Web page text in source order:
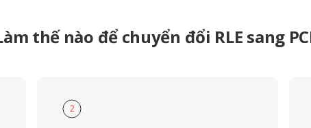
thế nào để chuyển đổi RLE sang
2